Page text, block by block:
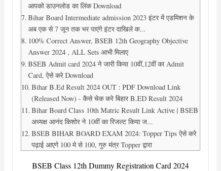
आपको डाउनलोड का लिंक Download
Bihar Board Intermediate admission 2023 इंटर में एडमिशन के
अब एक से 7 जून तक भर पाएंगे इंटर दाखिले क...
100% Correct Answer, BSEB 12th Geography Objective
Answer 2024 , ALL Sets आभी मिलाए
BSEB Admit card 2024 ने जारी किया 10वीं,12वीं का Admit
Card, ऐसे करे Download
Bihar B.Ed Result 2024 OUT : PDF Download Link
(Released Now) - कैसे चेक करे बिहार B.ED Result 2024
Bihar Board Class 10th Matric Result Link Active | BSEB
अध्यक्ष आनंद किशोर ने 10वीं का रिजल्ट किया ज...
BSEB BIHAR BOARD EXAM 2024: Topper Tips ऐसे करे
पढ़ाई आएगे 100 मे से 100, गुरु मंत्र Topper द्वारा
BSEB Class 12th Dummy Registration Card 2024